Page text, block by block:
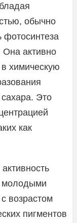
обычно
фотосинтеза
Она активно
химическую
сахара. Это
как
молодыми
возрастом
пигментов